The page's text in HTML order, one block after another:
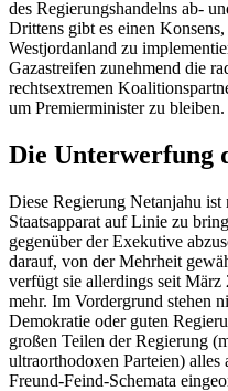
des Regie­rungshandelns ab-
Drittens gibt es einen
Westjordanland zu
Gazastreifen zuneh­mend die
rechtsextremen
um Pre­mierminister zu bleiben.
Die Unterwerfung
Diese Regierung Netanjahu ist
Staatsapparat auf Linie zu
gegen­über der Exekutive
darauf, von der Mehr­heit
verfügt sie allerdings seit März
mehr. Im Vor­dergrund stehen
Demokratie oder guten
großen Teilen der Regierung
ultraorthodoxen Parteien)
Freund-Feind-Schemata